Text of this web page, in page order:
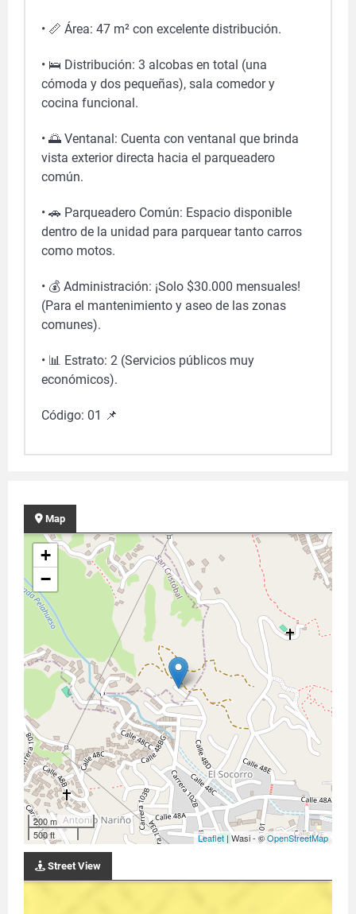
• 📏 Área: 47 m² con excelente distribución.
• 🛌 Distribución: 3 alcobas en total (una
cómoda y dos pequeñas), sala comedor y
cocina funcional.
• 🌅 Ventanal: Cuenta con ventanal que brinda
vista exterior directa hacia el parqueadero
común.
• 🚗 Parqueadero Común: Espacio disponible
dentro de la unidad para parquear tanto carros
como motos.
• 💰 Administración: ¡Solo $30.000 mensuales!
(Para el mantenimiento y aseo de las zonas
comunes).
• 📊 Estrato: 2 (Servicios públicos muy
económicos).
Código: 01 📌
Map
+
−
200 m
500 ft
Leaflet| Wasi - ©OpenStreetMap
Street View